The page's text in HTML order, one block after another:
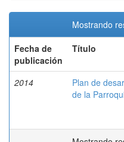
Mostrando
Fecha de
publicación
Título
2014
Plan de
de la